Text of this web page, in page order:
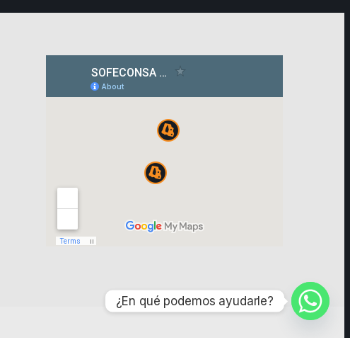
¿En qué podemos ayudarle?